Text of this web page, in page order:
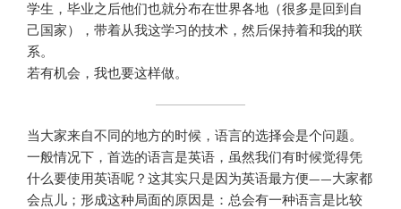
学生，毕业之后他们也就分布在世界各地（很多是回到自
己国家），带着从我这学习的技术，然后保持着和我的联
系。
若有机会，我也要这样做。
当大家来自不同的地方的时候，语言的选择会是个问题。
一般情况下，首选的语言是英语，虽然我们有时候觉得凭
什么要使用英语呢？这其实只是因为英语最方便——大家都
会点儿；形成这种局面的原因是：总会有一种语言是比较